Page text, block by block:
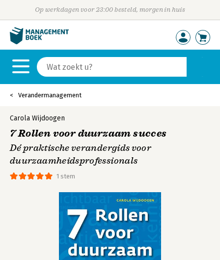
Op werkdagen voor 23:00 besteld, morgen in huis
Verandermanagement
1 stem
Carola Wijdoogen
7 Rollen voor duurzaam succes
Dé praktische verandergids voor
duurzaamheidsprofessionals